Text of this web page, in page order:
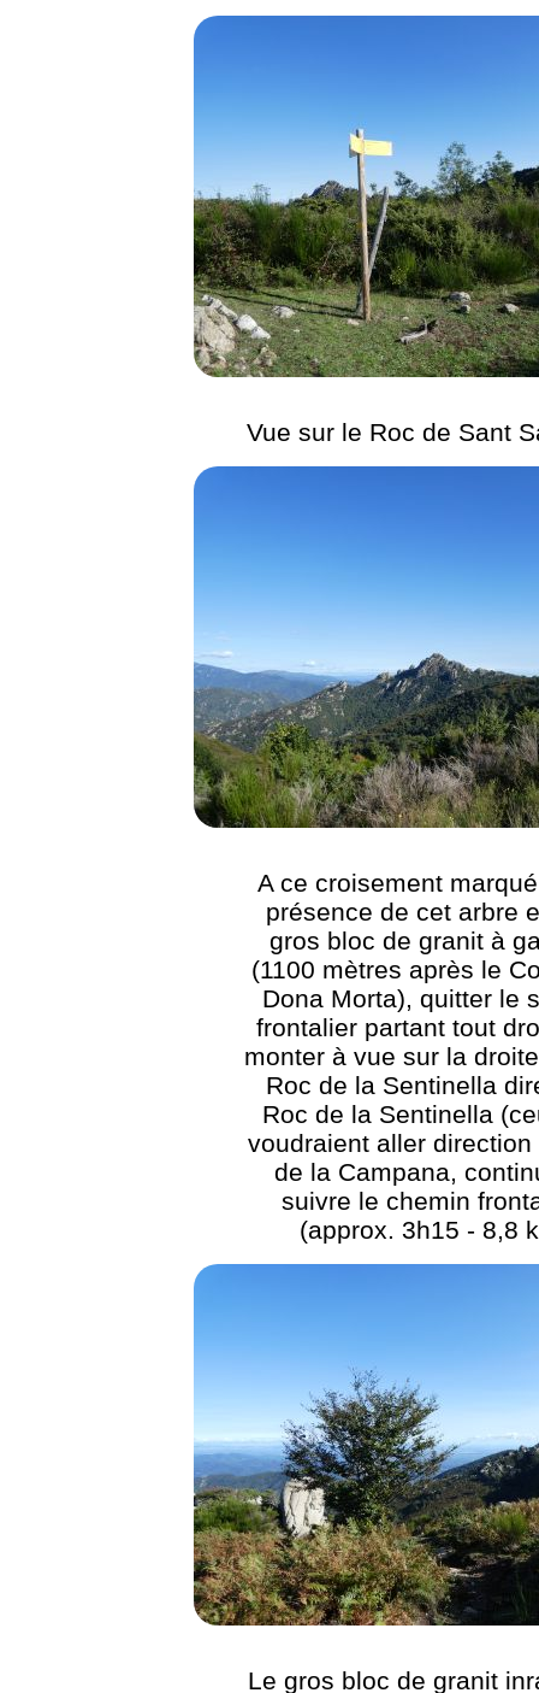
Vue sur le Roc de Sant
A ce croisement
présence de cet arbre
gros bloc de granit à
(1100 mètres après le
Dona Morta), quitter le
frontalier partant tout
monter à vue sur la
Roc de la Sentinella
Roc de la Sentinella
voudraient aller direction
de la Campana,
suivre le chemin
(approx. 3h15 - 8,8
Le gros bloc de granit